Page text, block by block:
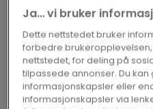
FINN EN
NÆRHETEN
Ja… vi bruker
Dette nettstedet bruker
forbedre
nettstedet, for deling på
tilpassede annonser. Du kan
informasjonskapsler eller
informasjonskapsler via